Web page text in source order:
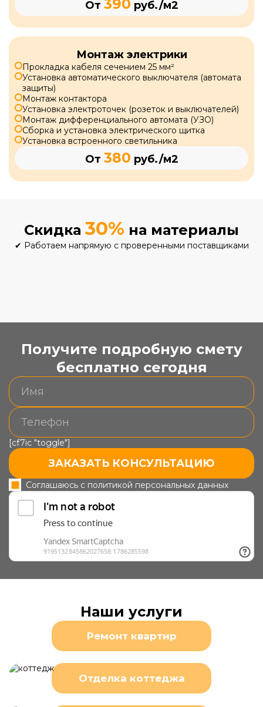
От 390 руб./м2
Монтаж электрики
Прокладка кабеля сечением 25 мм²
Установка автоматического выключателя (автомата
защиты)
Монтаж контактора
Установка электроточек (розеток и выключателей)
Монтаж дифференциального автомата (УЗО)
Сборка и установка электрического щитка
Установка встроенного светильника
От 380 руб./м2
Скидка 30% на материалы
✔ Работаем напрямую с проверенными поставщиками
Получите подробную смету
бесплатно сегодня
[cf7ic "toggle"]
ЗАКАЗАТЬ КОНСУЛЬТАЦИЮ
Соглашаюсь с политикой персональных данных
Наши услуги
Ремонт квартир
Отделка коттеджа